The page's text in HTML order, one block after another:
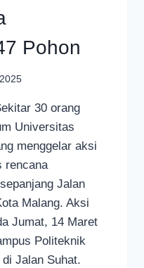
Pohon
30 orang
Universitas
menggelar aksi
rencana
Jalan
Malang. Aksi
Jumat, 14 Maret
Politeknik
Jalan Suhat.